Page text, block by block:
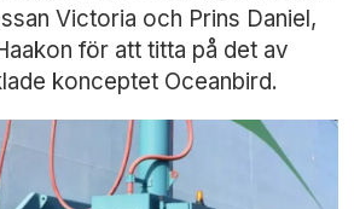
Victoria och Prins Daniel,
för att titta på det av
konceptet Oceanbird.